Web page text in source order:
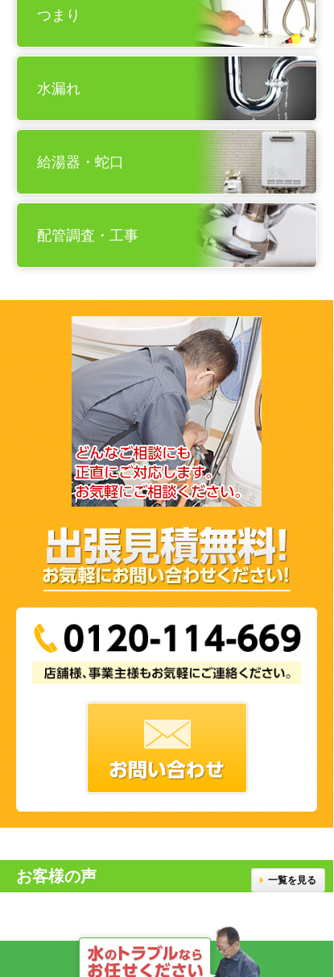
つまり
水漏れ
給湯器・蛇口
配管調査・工事
お客様の声 一覧を見る